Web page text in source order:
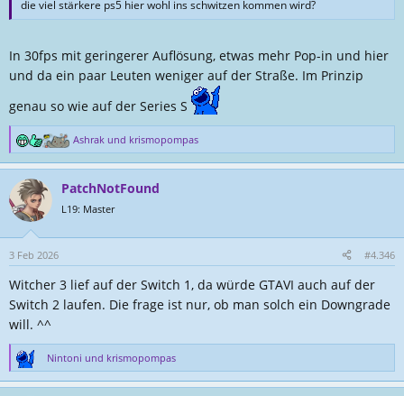
die viel stärkere ps5 hier wohl ins schwitzen kommen wird?
In 30fps mit geringerer Auflösung, etwas mehr Pop-in und hier
und da ein paar Leuten weniger auf der Straße. Im Prinzip
genau so wie auf der Series S
R
e
k
t
i
o
n
e
n
Ashrak und krismopompas
PatchNotFound
L19: Master
3 Feb 2026 #4.346
Witcher 3 lief auf der Switch 1, da würde GTAVI auch auf der
Switch 2 laufen. Die frage ist nur, ob man solch ein Downgrade
will. ^^
R
e
Nintoni und krismopompas